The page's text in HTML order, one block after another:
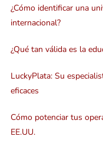
¿Cómo identificar una
internacional?
¿Qué tan válida es la
LuckyPlata: Su
eficaces
Cómo potenciar tus
EE.UU.